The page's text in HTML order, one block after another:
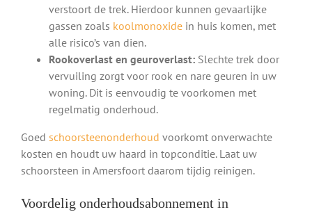
verstoort de trek. Hierdoor kunnen gevaarlijke
gassen zoals koolmonoxidein huis komen, met
alle risico’s van dien.
Rookoverlast en geuroverlast:Slechte trek door
vervuiling zorgt voor rook en nare geuren in uw
woning. Dit is eenvoudig te voorkomen met
regelmatig onderhoud.
Goed schoorsteenonderhoud voorkomt onverwachte
kosten en houdt uw haard in topconditie. Laat uw
schoorsteen in Amersfoort daarom tijdig reinigen.
Voordelig onderhoudsabonnement in